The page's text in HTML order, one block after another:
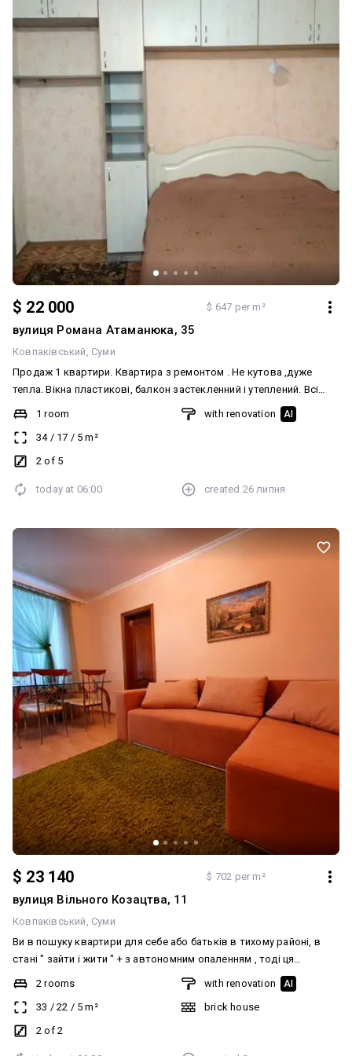
водою Інтернет - проведене оптоволокно Квартира, яка не
потребує вкладень Стан «зайти та жити» Гарний бонус - кладова
на поверсі та власний підвал Документи в порядку Власники в
відновлення» 066 536 97 20 067 189 27 24
$ 22 000 $ 647 per m²
вулиця Романа Атаманюка, 35
Ковпаківський Суми
Продаж 1 квартири. Квартира з ремонтом . Не кутова ,дуже
тепла. Вікна пластикові, балкон застекленний і утеплений. Всі
меблі і техніка залишаються. Великий шкаф купе в карідорі.
Нова газ пліта. Новий ремонт в сан узлі. Є підвал. Рядом
садочок, школа,ринок. Процюємо по програмі єВідновлення.
Показ в зручний час для покупця. Запрошуємо на перегляди.
1 room
34/ 17 / 5 m²
2 of 5
with renovation AI
today at 06:00 created 26 липня
$ 23 140 $ 702 per m²
вулиця Вільного Козацтва, 11
Ковпаківський Суми
Ви в пошуку квартири для себе або батьків в тихому районі, в
стані " зайти і жити " + з автономним опаленням , тоді ця
пропозиція для Вас! Тихий двір, сусіди знають один одного. Є
квартирою оновлено перекриття даху. Сам ремонт зроблений з
нуля від електрики , сантехніки до стін з штукатуркою. Якісний
2 rooms
33 / 22 / 5 m²
2 of 2
with renovation AI
brick house